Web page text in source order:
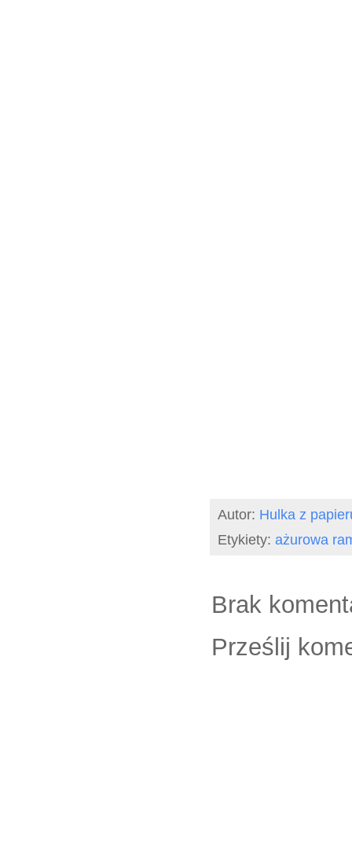
Autor: Hulka z
Etykiety: ażurowa
Brak
Prześlij